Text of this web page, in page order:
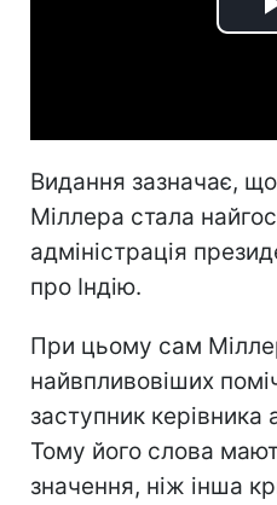
Видання зазначає,
Міллера стала
адміністрація
про Індію.
При цьому сам
найвпливовіших
заступник керівника
Тому його слова
значення, ніж інша